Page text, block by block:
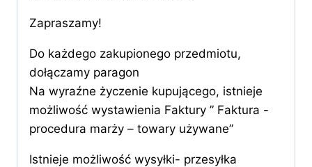
Zapraszamy!
Do każdego zakupionego przedmiotu,
dołączamy paragon
Na wyraźne życzenie kupującego, istnieje
możliwość wystawienia Faktury ” Faktura -
procedura marży – towary używane”
Istnieje możliwość wysyłki- przesyłka